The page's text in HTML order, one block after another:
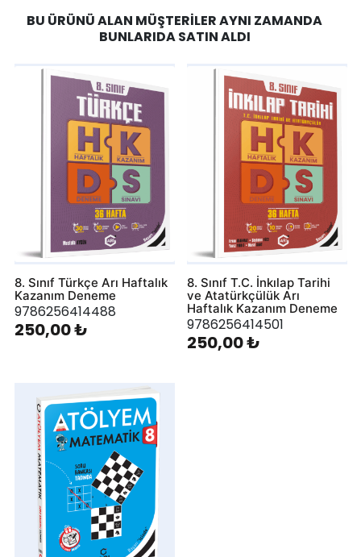
BU ÜRÜNÜ ALAN MÜŞTERILER AYNI ZAMANDA
BUNLARIDA SATIN ALDI
8. Sınıf Türkçe Arı Haftalık
Kazanım Deneme
9786256414488
250,00 ₺
8. Sınıf T.C. İnkılap Tarihi
ve Atatürkçülük Arı
Haftalık Kazanım Deneme
9786256414501
250,00 ₺